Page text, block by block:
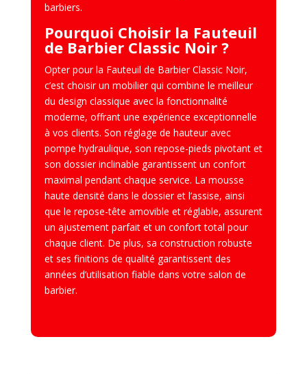
barbiers.
Pourquoi Choisir la Fauteuil
de Barbier Classic Noir ?
Opter pour la Fauteuil de Barbier Classic Noir,
c’est choisir un mobilier qui combine le meilleur
du design classique avec la fonctionnalité
moderne, offrant une expérience exceptionnelle
à vos clients. Son réglage de hauteur avec
pompe hydraulique, son repose-pieds pivotant et
son dossier inclinable garantissent un confort
maximal pendant chaque service. La mousse
haute densité dans le dossier et l’assise, ainsi
que le repose-tête amovible et réglable, assurent
un ajustement parfait et un confort total pour
chaque client. De plus, sa construction robuste
et ses finitions de qualité garantissent des
années d’utilisation fiable dans votre salon de
barbier.